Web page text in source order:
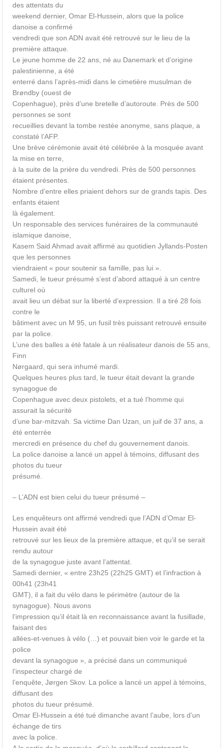
des attentats du
weekend dernier, Omar El-Hussein, alors que la police
danoise a confirmé
vendredi que son ADN avait été retrouvé sur le lieu de la
première attaque.
Le jeune homme de 22 ans, né au Danemark et d’origine
palestinienne, a été
enterré dans l’après-midi dans le cimetière musulman de
Brøndby (ouest de
Copenhague), près d’une bretelle d’autoroute. Près de 500
personnes se sont
recueillies devant la tombe restée anonyme, sans plaque, a
constaté l’AFP.
Une brève cérémonie avait été célébrée à la mosquée avant
la mise en terre,
à la suite de la prière du vendredi. Près de 500 personnes
étaient présentes.
Nombre d’entre elles priaient dehors sur de grands tapis. Des
enfants étaient
là également.
Un responsable des services funéraires de la communauté
islamique danoise,
Kasem Said Ahmad avait affirmé au quotidien Jyllands-Posten
que les personnes
viendraient « pour soutenir sa famille, pas lui ».
Samedi, le tueur présumé s’est d’abord attaqué à un centre
culturel où
avait lieu un débat sur la liberté d’expression. Il a tiré 28 fois
contre le
bâtiment avec un M 95, un fusil très puissant retrouvé ensuite
par la police.
L’une des balles a été fatale à un réalisateur danois de 55 ans,
Finn
Nørgaard, qui sera inhumé mardi.
Quelques heures plus tard, le tueur était devant la grande
synagogue de
Copenhague avec deux pistolets, et a tué l’homme qui
assurait la sécurité
d’une bar-mitzvah. Sa victime Dan Uzan, un juif de 37 ans, a
été enterrée
mercredi en présence du chef du gouvernement danois.
La police danoise a lancé un appel à témoins, diffusant des
photos du tueur
présumé.
– L’ADN est bien celui du tueur présumé –
Les enquêteurs ont affirmé vendredi que l’ADN d’Omar El-
Hussein avait été
retrouvé sur les lieux de la première attaque, et qu’il se serait
rendu autour
de la synagogue juste avant l’attentat.
Samedi dernier, « entre 23h25 (22h25 GMT) et l’infraction à
00h41 (23h41
GMT), il a fait du vélo dans le périmètre (autour de la
synagogue). Nous avons
l’impression qu’il était là en reconnaissance avant la fusillade,
faisant des
allées-et-venues à vélo (…) et pouvait bien voir le garde et la
police
devant la synagogue », a précisé dans un communiqué
l’inspecteur chargé de
l’enquête, Jørgen Skov. La police a lancé un appel à témoins,
diffusant des
photos du tueur présumé.
Omar El-Hussein a été tué dimanche avant l’aube, lors d’un
échange de tirs
avec la police.